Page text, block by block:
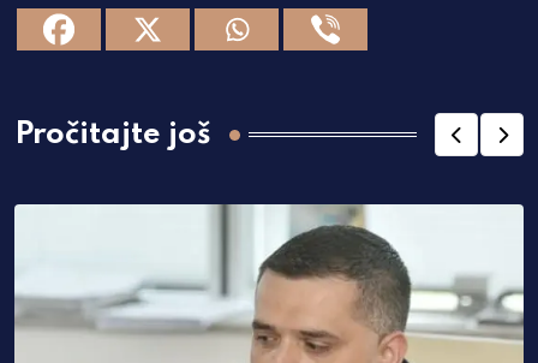
Pročitajte još